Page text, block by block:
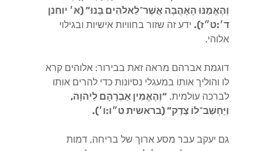
וְהֶאֱמַנּוּ הָאָהֲבָה אֲשֶׁר־לֵאלֹהִים בָּנוּ” (א׳ יוחנן
ד׳:ט״ז). ידע זה שזור בחוויות אישיות ובגילוי
אלוהי.
דוגמת אברהם מראה זאת בבירור: אלוהים קרא
לו והוליך אותו במעגלי נסיונות כדי להרים אותו
לברכה עולמית. “וְהֶאֱמִין אַבְרָהָם לַיהוָה,
וַיֶּחְשַׁב־לוֹ צֶדֶק” (בראשית ט״ו:ו׳).
גם יעקב עבר מסע ארוך של בריחה, דמות